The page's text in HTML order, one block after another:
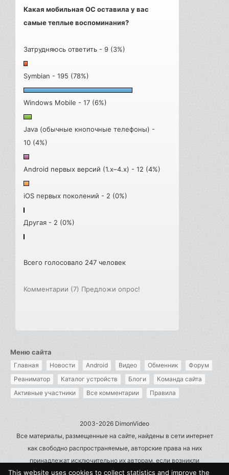
Какая мобильная ОС оставила у вас
самые теплые воспоминания?
Затрудняюсь ответить - 9 (3%)
Symbian - 195 (78%)
Windows Mobile - 17 (6%)
Java (обычные кнопочные телефоны) -
10 (4%)
Android первых версий (1.x–4.x) - 12 (4%)
iOS первых поколений - 2 (0%)
Другая - 2 (0%)
Всего голосовало 247 человек
Комментарии (7) Предложи опрос!
Меню сайта
Главная Новости Android Видео Обменник
Форум
Реаниматор
Каталог устройств Блоги
Команда сайта
Активные участники
Все комментарии Правила
2003-2026 DimonVideo
Все материалы, размещенные на сайте, найдены в сети интернет
как свободно распространяемые, авторские права на них
принадлежат исключительно их авторам, если возникли
претензии - пишите на admin@dimonvideo.ru
This website uses cookies to collect statistics and improve the